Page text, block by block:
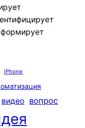
формирует
iPhone
видео вопрос